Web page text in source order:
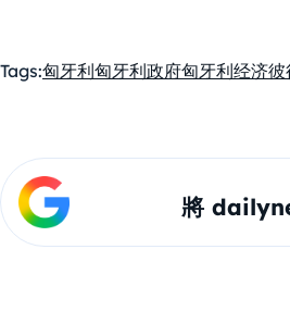
Tags:匈牙利匈牙利政府匈牙利经济彼
將